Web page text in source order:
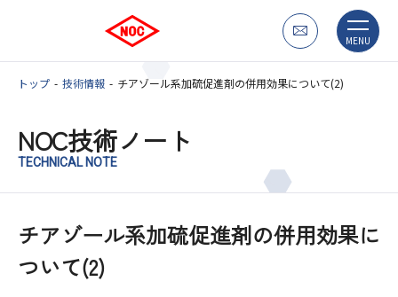
MENU
トップ 技術情報 チアゾール系加硫促進剤の併用効果について(2)
NOC技術ノート
TECHNICAL NOTE
チアゾール系加硫促進剤の併用効果に
ついて(2)